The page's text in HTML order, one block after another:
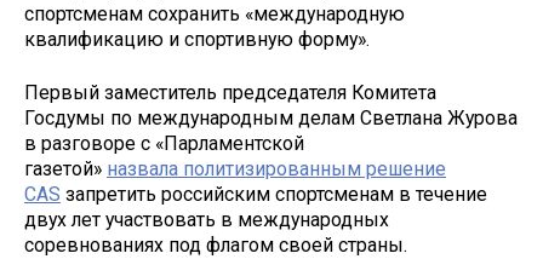
спортсменам сохранить «международную
квалификацию и спортивную форму».
Первый заместитель председателя Комитета
Госдумы по международным делам Светлана Журова
в разговоре с «Парламентской
газетой» назвала политизированным решение
CAS запретить российским спортсменам в течение
двух лет участвовать в международных
соревнованиях под флагом своей страны.